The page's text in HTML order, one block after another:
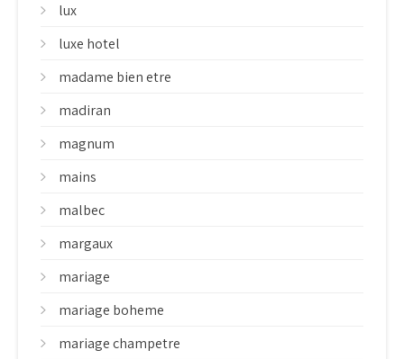
lux
luxe hotel
madame bien etre
madiran
magnum
mains
malbec
margaux
mariage
mariage boheme
mariage champetre